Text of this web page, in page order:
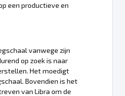
een productieve en
vanwege zijn
op zoek is naar
Het moedigt
Bovendien is het
van Libra om de